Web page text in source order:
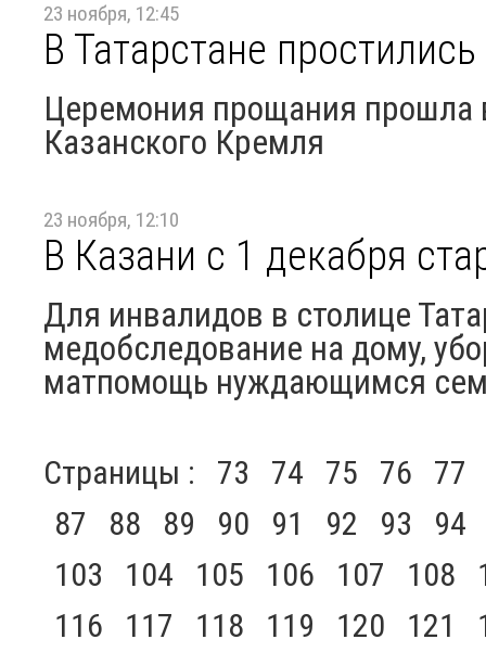
23 ноября, 12:45
В Татарстане
Церемония прощания прошла
Казанского Кремля
23 ноября, 12:10
В Казани с 1 декабря
Для инвалидов в столице
медобследование на дому,
матпомощь нуждающимся
Страницы : 73 74 75 76
77
87
88 89 90 91 92 93
94
103
104 105 106 107 108
116
117 118 119 120 121